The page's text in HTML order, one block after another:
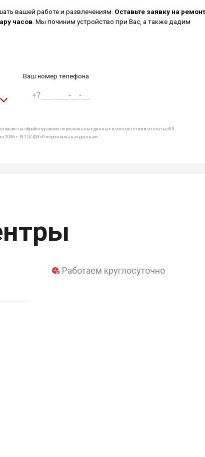
вашей работе и развлечениям. Оставьте заявку на ремонт
часов. Мы починим устройство при Вас, а также дадим
Ваш номер телефона
на обработку своих персональных данных в соответствии со статьей 9
2006 г. N 152-ФЗ «О персональных данных»
Работаем круглосуточно